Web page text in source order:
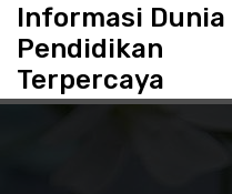
t
Informasi Dunia
Pendidikan
Terpercaya